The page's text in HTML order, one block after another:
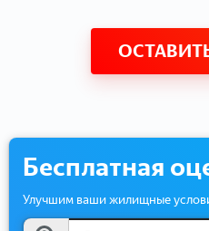
Бесплатная
Улучшим ваши жилищные